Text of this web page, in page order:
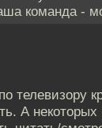
команда -
телевизору
А